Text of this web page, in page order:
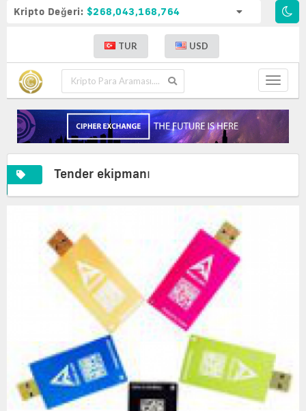
Kripto Değeri: $268,043,168,764
TUR USD
Toggle
Tender ekipmanı